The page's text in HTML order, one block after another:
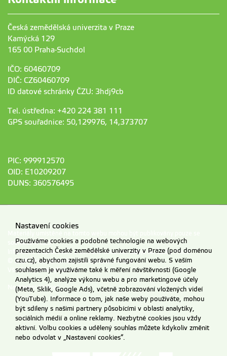
Česká zemědělská univerzita v Praze
Kamýcká 129
165 00 Praha-Suchdol
IČO: 60460709
DIČ: CZ60460709
ID datové schránky ČZU: 3hdj9cb
Tel. ústředna: +420 224 381 111
GPS souřadnice: 50,129976, 14,373707
PIC: 999912570
OID: E10209207
DUNS: 360576495
souhlasem ČZU.
Informace o zpracování a ochraně osobních údajů na ČZU v Praze.
© 2026 Česká zemědělská univerzita v Praze
Všechna práva vyhrazena
Nastavení cookies
Nastavení cookies
Používáme cookies a podobné technologie na webových
prezentacích České zemědělské univerzity v Praze (pod doménou
czu.cz), abychom zajistili správné fungování webu. S vaším
souhlasem je využíváme také k měření návštěvnosti (Google
Analytics 4), analýze výkonu webu a pro marketingové účely
(Meta, Sklik, Google Ads), včetně zobrazování vložených videí
(YouTube). Informace o tom, jak naše weby používáte, mohou
být sdíleny s našimi partnery působícími v oblasti analytiky,
sociálních médií a online reklamy. Nezbytné cookies jsou vždy
aktivní. Volbu cookies a udělený souhlas můžete kdykoliv změnit
nebo odvolat v „Nastavení cookies“.